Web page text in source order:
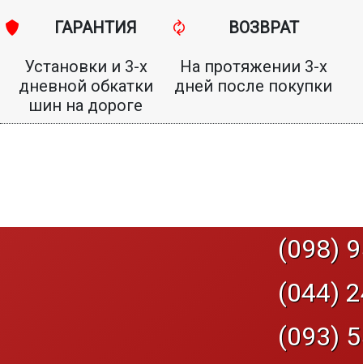
ГАРАНТИЯ
Установки и 3-х
дневной обкатки
шин на дороге
ВОЗВРАТ
На протяжении 3-х
дней после покупки
(098)
(044)
(093)